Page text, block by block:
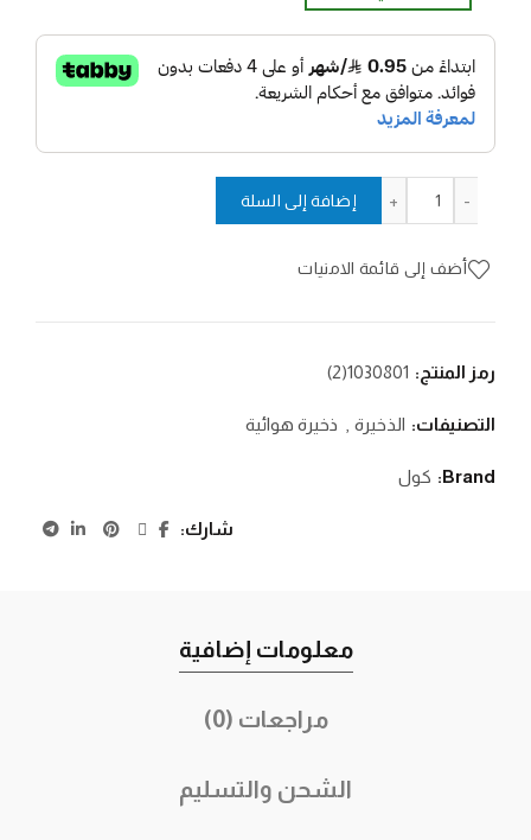
إضافة إلى السلة
أضف إلى قائمة الامنيات
رمز المنتج: 1030801(2)
التصنيفات: الذخيرة ذخيرة هوائية
Brand: كول
شارك
معلومات إضافية
مراجعات (0)
الشحن والتسليم